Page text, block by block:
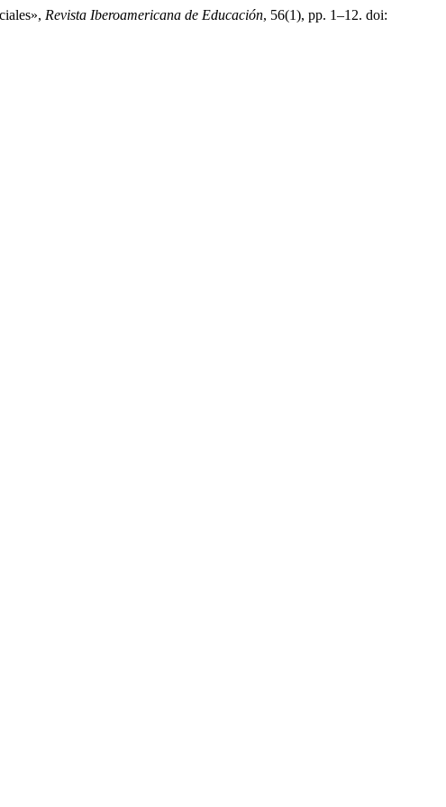
Revista Iberoamericana de Educación, 56(1), pp. 1–12. doi: